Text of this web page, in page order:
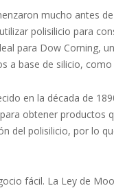
mucho antes
polisilicio para
para Dow Corning,
a base de silicio,
en la década de
obtener productos
del polisilicio, por lo
fácil. La Ley de